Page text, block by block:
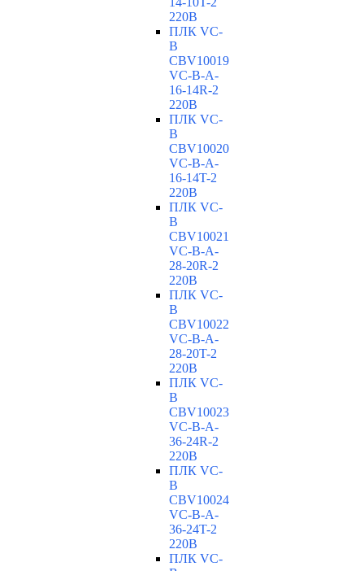
220В
ПЛК VC-
B
CBV10019
VC-В-A-
16-14R-2
220В
ПЛК VC-
B
CBV10020
VC-В-A-
16-14T-2
220В
ПЛК VC-
B
CBV10021
VC-В-A-
28-20R-2
220В
ПЛК VC-
B
CBV10022
VC-В-A-
28-20T-2
220В
ПЛК VC-
B
CBV10023
VC-В-A-
36-24R-2
220В
ПЛК VC-
B
CBV10024
VC-В-A-
36-24T-2
220В
ПЛК VC-